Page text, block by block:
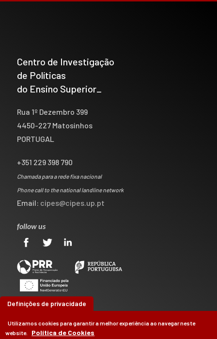
Centro de Investigação
de Políticas
do Ensino Superior_
Rua 1º Dezembro 399
4450-227 Matosinhos
PORTUGAL
+351 229 398 790
Chamada para a rede fixa nacional
Phone call to the national landline network
Email: cipes@cipes.up.pt
follow us
Definições de privacidade
Utilizamos cookies para garantir a melhor experiência ao navegar neste
website.
Política de Cookies